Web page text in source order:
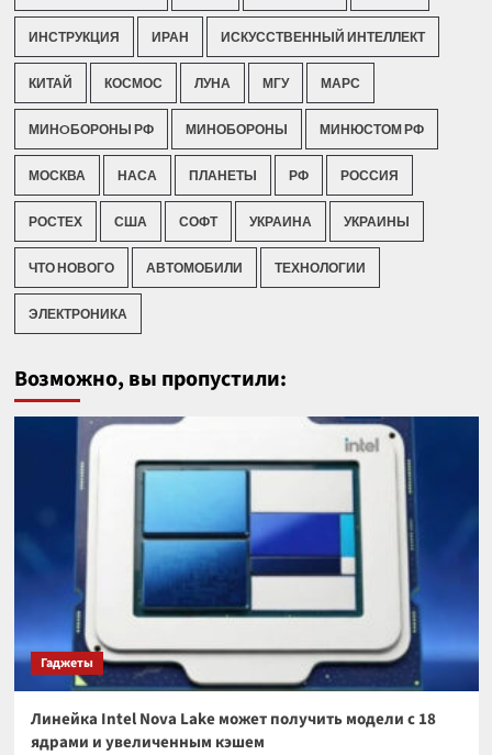
ИНСТРУКЦИЯ ИРАН ИСКУССТВЕННЫЙ ИНТЕЛЛЕКТ
КИТАЙ КОСМОС ЛУНА МГУ МАРС
МИНOБОРОНЫ РФ МИНОБОРОНЫ МИНЮСТОМ РФ
МОСКВА НАСА ПЛАНЕТЫ РФ РОССИЯ
РОСТЕХ США СОФТ УКРАИНА УКРАИНЫ
ЧТО НОВОГО АВТОМОБИЛИ ТЕХНОЛОГИИ
ЭЛЕКТРОНИКА
Возможно, вы пропустили:
Гаджеты
Линейка Intel Nova Lake может получить модели с 18
ядрами и увеличенным кэшем